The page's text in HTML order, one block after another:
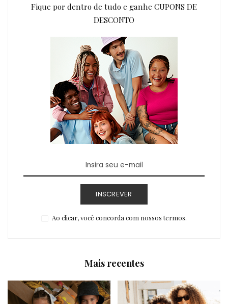
Fique por dentro de tudo e ganhe CUPONS DE
DESCONTO
INSCREVER
Ao clicar, você concorda com nossos termos.
Mais recentes